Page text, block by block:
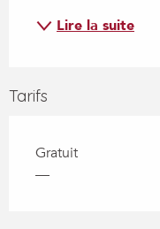
Lire la suite
Tarifs
Gratuit
—